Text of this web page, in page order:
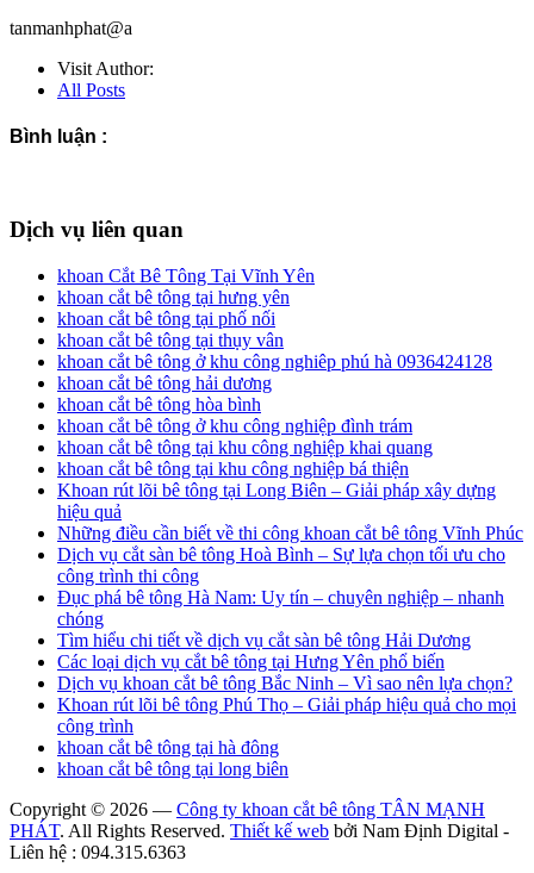
tanmanhphat@a
Visit Author:
All Posts
Bình luận :
Dịch vụ liên quan
khoan Cắt Bê Tông Tại Vĩnh Yên
khoan cắt bê tông tại hưng yên
khoan cắt bê tông tại phố nối
khoan cắt bê tông tại thụy vân
khoan cắt bê tông ở khu công nghiêp phú hà 0936424128
khoan cắt bê tông hải dương
khoan cắt bê tông hòa bình
khoan cắt bê tông ở khu công nghiệp đình trám
khoan cắt bê tông tại khu công nghiệp khai quang
khoan cắt bê tông tại khu công nghiệp bá thiện
Khoan rút lõi bê tông tại Long Biên – Giải pháp xây dựng
hiệu quả
Những điều cần biết về thi công khoan cắt bê tông Vĩnh Phúc
Dịch vụ cắt sàn bê tông Hoà Bình – Sự lựa chọn tối ưu cho
công trình thi công
Đục phá bê tông Hà Nam: Uy tín – chuyên nghiệp – nhanh
chóng
Tìm hiểu chi tiết về dịch vụ cắt sàn bê tông Hải Dương
Các loại dịch vụ cắt bê tông tại Hưng Yên phổ biến
Dịch vụ khoan cắt bê tông Bắc Ninh – Vì sao nên lựa chọn?
Khoan rút lõi bê tông Phú Thọ – Giải pháp hiệu quả cho mọi
công trình
khoan cắt bê tông tại hà đông
khoan cắt bê tông tại long biên
Copyright © 2026 — Công ty khoan cắt bê tông TÂN MẠNH
PHÁT. All Rights Reserved. Thiết kế web bởi Nam Định Digital -
Liên hệ : 094.315.6363